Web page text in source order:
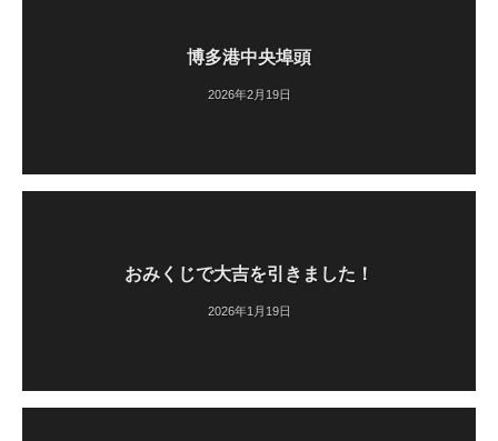
博多港中央埠頭
2026年2月19日
おみくじで大吉を引きました！
2026年1月19日